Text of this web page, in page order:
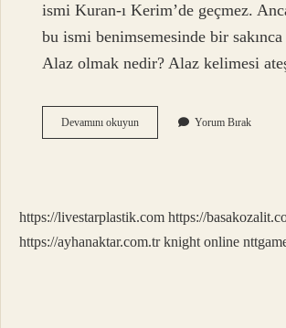
ismi Kuran-ı Kerim’de geçmez.
bu ismi benimsemesinde bir
Alaz olmak nedir? Alaz kelimesi
Devamını okuyunAlaz
Kürtçe
Yorum Bırak
https://livestarplastik.com https://
https://ayhanaktar.com.tr knight online